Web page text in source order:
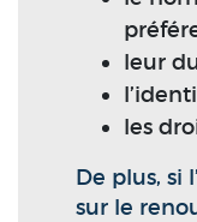
leur
les
De plus, si
sur le